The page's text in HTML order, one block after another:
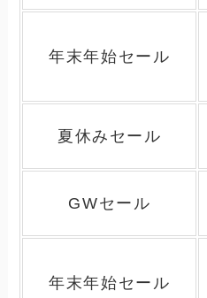
年末年始セール
夏休みセール
GWセール
年末年始セール